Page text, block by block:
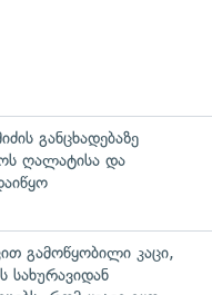
განცხადებაზე
ღალატისა და
გამოწყობილი კაცი,
სახურავიდან